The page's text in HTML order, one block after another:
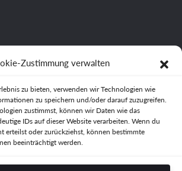
Zustimmung verwalten
zu bieten, verwenden wir Technologien wie
zu speichern und/oder darauf zuzugreifen.
zustimmst, können wir Daten wie das
IDs auf dieser Website verarbeiten. Wenn du
erteilst oder zurückziehst, können bestimmte
beeinträchtigt werden.